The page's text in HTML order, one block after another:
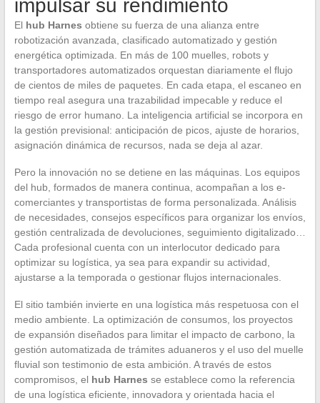
impulsar su rendimiento
El hub Harnes obtiene su fuerza de una alianza entre
robotización avanzada, clasificado automatizado y gestión
energética optimizada. En más de 100 muelles, robots y
transportadores automatizados orquestan diariamente el flujo
de cientos de miles de paquetes. En cada etapa, el escaneo en
tiempo real asegura una trazabilidad impecable y reduce el
riesgo de error humano. La inteligencia artificial se incorpora en
la gestión previsional: anticipación de picos, ajuste de horarios,
asignación dinámica de recursos, nada se deja al azar.
Pero la innovación no se detiene en las máquinas. Los equipos
del hub, formados de manera continua, acompañan a los e-
comerciantes y transportistas de forma personalizada. Análisis
de necesidades, consejos específicos para organizar los envíos,
gestión centralizada de devoluciones, seguimiento digitalizado…
Cada profesional cuenta con un interlocutor dedicado para
optimizar su logística, ya sea para expandir su actividad,
ajustarse a la temporada o gestionar flujos internacionales.
El sitio también invierte en una logística más respetuosa con el
medio ambiente. La optimización de consumos, los proyectos
de expansión diseñados para limitar el impacto de carbono, la
gestión automatizada de trámites aduaneros y el uso del muelle
fluvial son testimonio de esta ambición. A través de estos
compromisos, el hub Harnes se establece como la referencia
de una logística eficiente, innovadora y orientada hacia el